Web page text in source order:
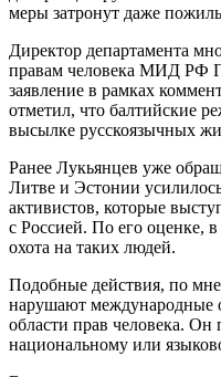
меры затронут даже
Директор департамента
правам человека МИД РФ
заявление в рамках
отметил, что балтийские
высылке русскоязычных
Ранее Лукьянцев уже
Литве и Эстонии
активистов, которые
с Россией. По его оценке, в
охота на таких людей.
Подобные действия, по
нарушают международные
области прав человека. Он
национальному или